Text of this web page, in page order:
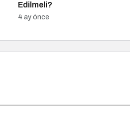
Edilmeli?
4 ay önce